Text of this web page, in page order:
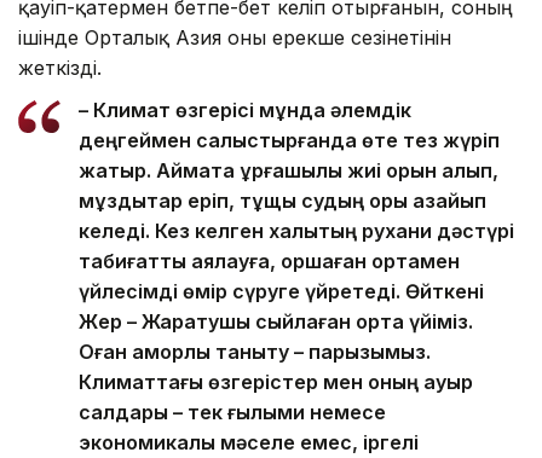
қауіп-қатермен бетпе-бет келіп отырғанын, соның
ішінде Орталық Азия оны ерекше сезінетінін
жеткізді.
– Климат өзгерісі мұнда әлемдік
деңгеймен салыстырғанда өте тез жүріп
жатыр. Аймақта құрғақшылық жиі орын алып,
мұздықтар еріп, тұщы судың қоры азайып
келеді. Кез келген халықтың рухани дәстүрі
табиғатты аялауға, қоршаған ортамен
үйлесімді өмір сүруге үйретеді. Өйткені
Жер – Жаратушы сыйлаған ортақ үйіміз.
Оған қамқорлық таныту – парызымыз.
Климаттағы өзгерістер мен оның ауыр
салдары – тек ғылыми немесе
экономикалық мәселе емес, іргелі